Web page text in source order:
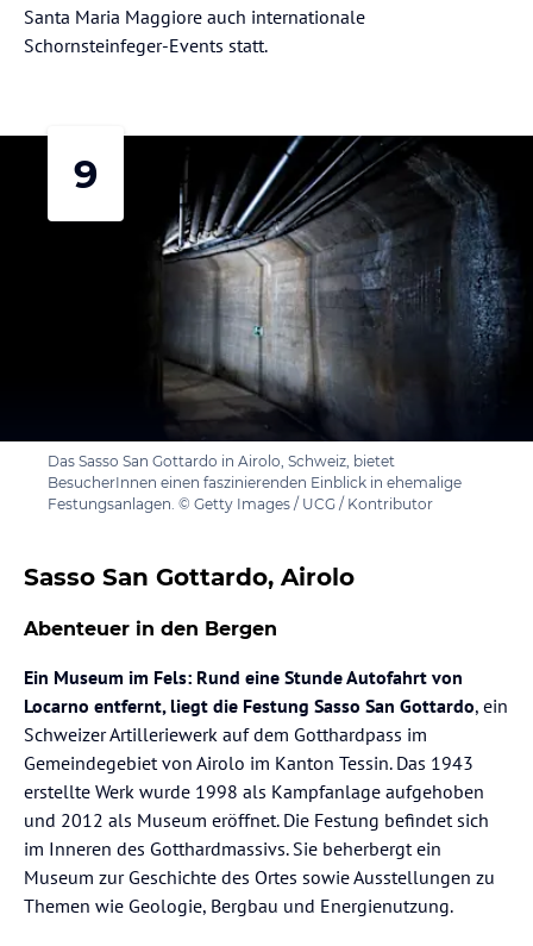
Santa Maria Maggiore auch internationale
Schornsteinfeger-Events statt.
9
Das Sasso San Gottardo in Airolo, Schweiz, bietet
BesucherInnen einen faszinierenden Einblick in ehemalige
Festungsanlagen. © Getty Images / UCG / Kontributor
Sasso San Gottardo, Airolo
Abenteuer in den Bergen
Ein Museum im Fels: Rund eine Stunde Autofahrt von
Locarno entfernt, liegt die Festung Sasso San Gottardo, ein
Schweizer Artilleriewerk auf dem Gotthardpass im
Gemeindegebiet von Airolo im Kanton Tessin. Das 1943
erstellte Werk wurde 1998 als Kampfanlage aufgehoben
und 2012 als Museum eröffnet. Die Festung befindet sich
im Inneren des Gotthardmassivs. Sie beherbergt ein
Museum zur Geschichte des Ortes sowie Ausstellungen zu
Themen wie Geologie, Bergbau und Energienutzung.